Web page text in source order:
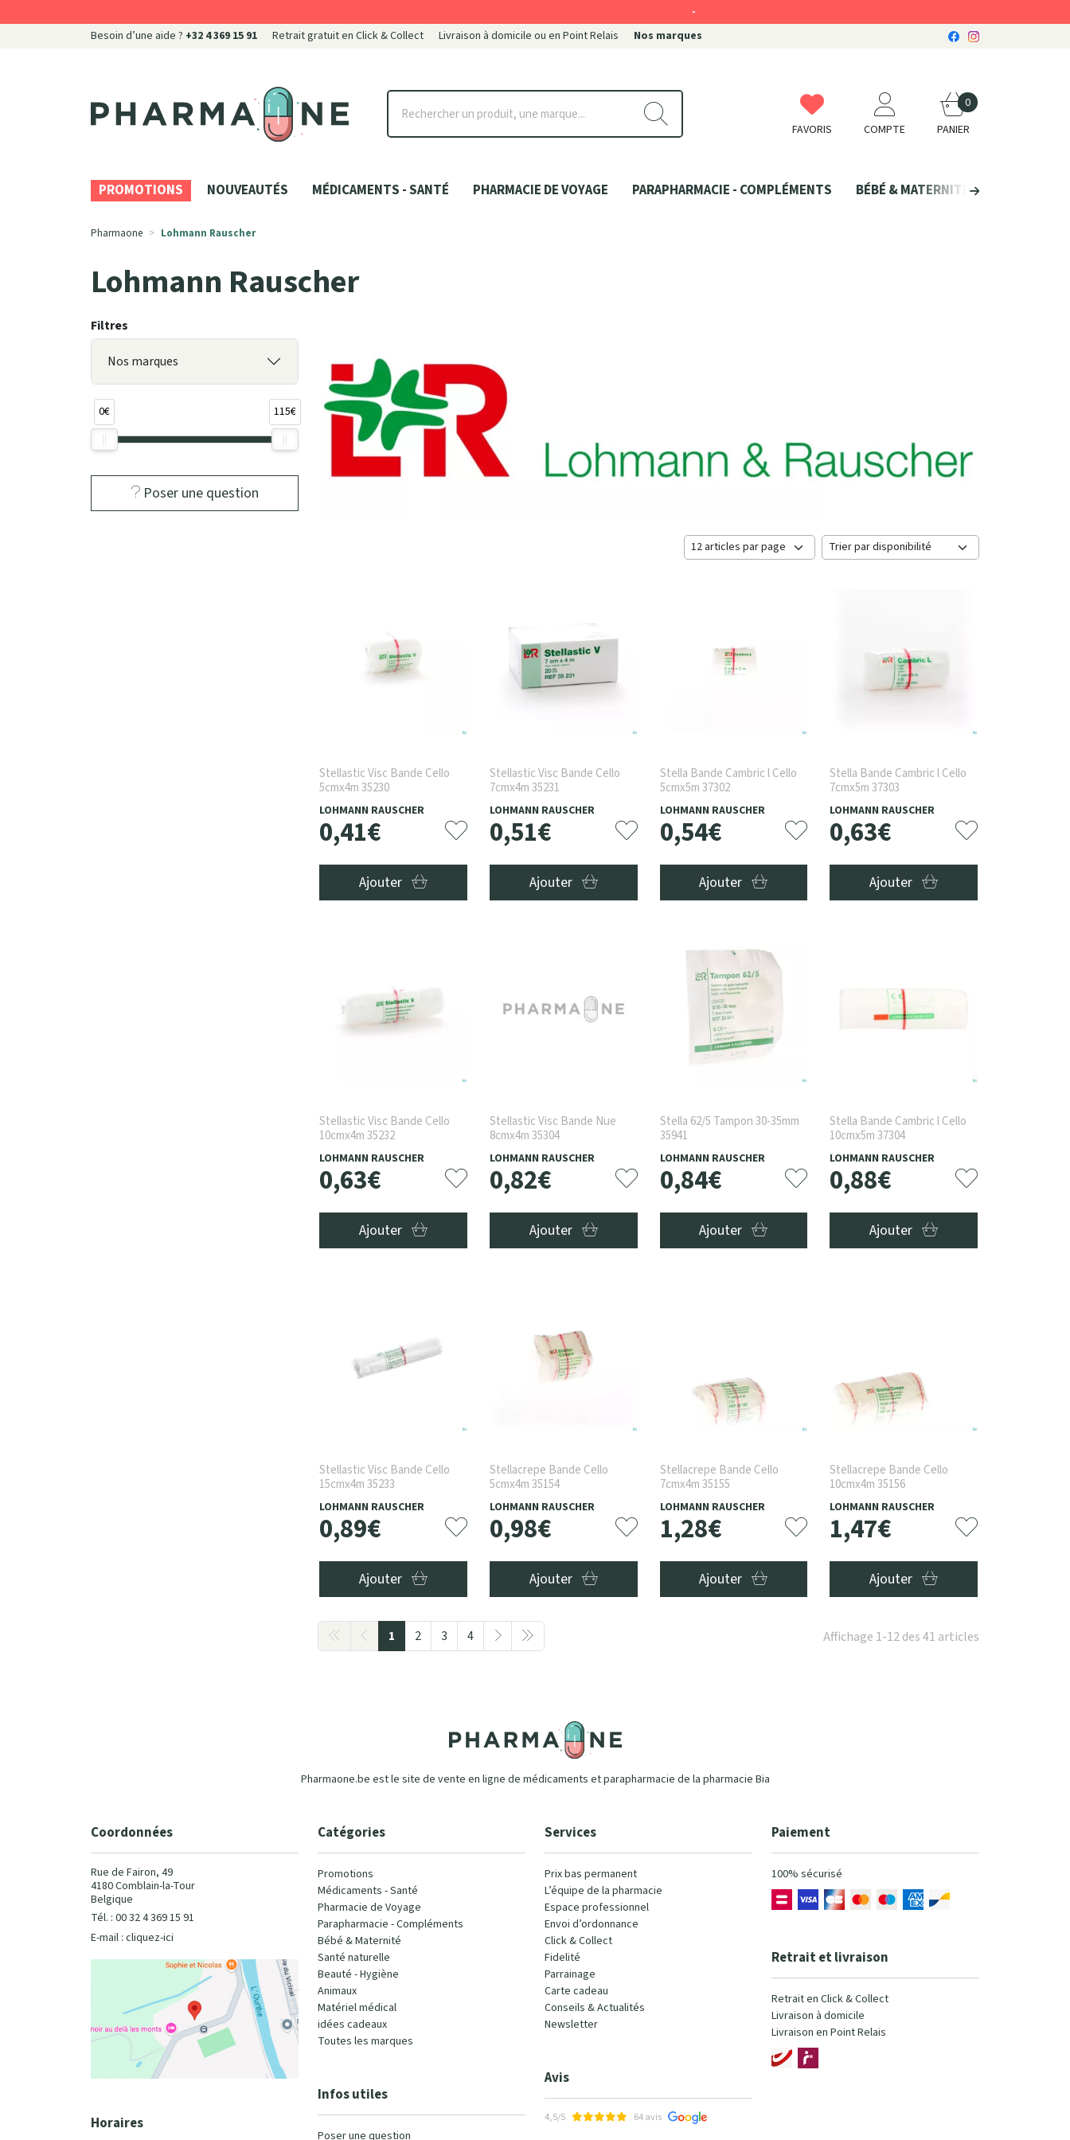
Besoin d’une aide ? +32 4 369 15 91 Retrait gratuit en Click & Collect Livraison à domicile ou en Point Relais Nos marques
Pharmaone Votre pharmacie en ligne à votre service FAVORIS COMPTE PANIER
0
PROMOTIONS NOUVEAUTÉS MÉDICAMENTS - SANTÉ PHARMACIE DE VOYAGE PARAPHARMACIE - COMPLÉMENTS BÉBÉ & MATERNITÉ
Pharmaone Lohmann Rauscher
Lohmann Rauscher
Stellastic Visc Bande Cello
5cmx4m 35230
LOHMANN RAUSCHER
0,41€
Ajouter
Stellastic Visc Bande Cello
7cmx4m 35231
LOHMANN RAUSCHER
0,51€
Ajouter
Stella Bande Cambric l Cello
5cmx5m 37302
LOHMANN RAUSCHER
0,54€
Ajouter
Stella Bande Cambric l Cello
7cmx5m 37303
LOHMANN RAUSCHER
0,63€
Ajouter
Stellastic Visc Bande Cello
10cmx4m 35232
LOHMANN RAUSCHER
0,63€
Ajouter
Stellastic Visc Bande Nue
8cmx4m 35304
LOHMANN RAUSCHER
0,82€
Ajouter
Stella 62/5 Tampon 30-35mm
35941
LOHMANN RAUSCHER
0,84€
Ajouter
Stella Bande Cambric l Cello
10cmx5m 37304
LOHMANN RAUSCHER
0,88€
Ajouter
Stellastic Visc Bande Cello
15cmx4m 35233
LOHMANN RAUSCHER
0,89€
Ajouter
Stellacrepe Bande Cello
5cmx4m 35154
LOHMANN RAUSCHER
0,98€
Ajouter
Stellacrepe Bande Cello
7cmx4m 35155
LOHMANN RAUSCHER
1,28€
Ajouter
Stellacrepe Bande Cello
10cmx4m 35156
LOHMANN RAUSCHER
1,47€
Ajouter
Affichage 1-12 des 41 articles
1 2 3 4
Filtres
Nos marques
0€ 115€
Poser une question
Pharmaone.be est le site de vente en ligne de médicaments et parapharmacie de la pharmacie Bia
Coordonnées
Rue de Fairon, 49
4180 Comblain-la-Tour
Belgique
Tél. : 00 32 4 369 15 91
E-mail : cliquez-ici
Horaires
Catégories
Promotions
Médicaments - Santé
Pharmacie de Voyage
Parapharmacie - Compléments
Bébé & Maternité
Santé naturelle
Beauté - Hygiène
Animaux
Matériel médical
idées cadeaux
Toutes les marques
Infos utiles
Poser une question
Services
Prix bas permanent
L’équipe de la pharmacie
Espace professionnel
Envoi d’ordonnance
Click & Collect
Fidelité
Parrainage
Carte cadeau
Conseils & Actualités
Newsletter
Avis
4,5/5 64 avis
Paiement
100% sécurisé
Retrait et livraison
Retrait en Click & Collect
Livraison à domicile
Livraison en Point Relais